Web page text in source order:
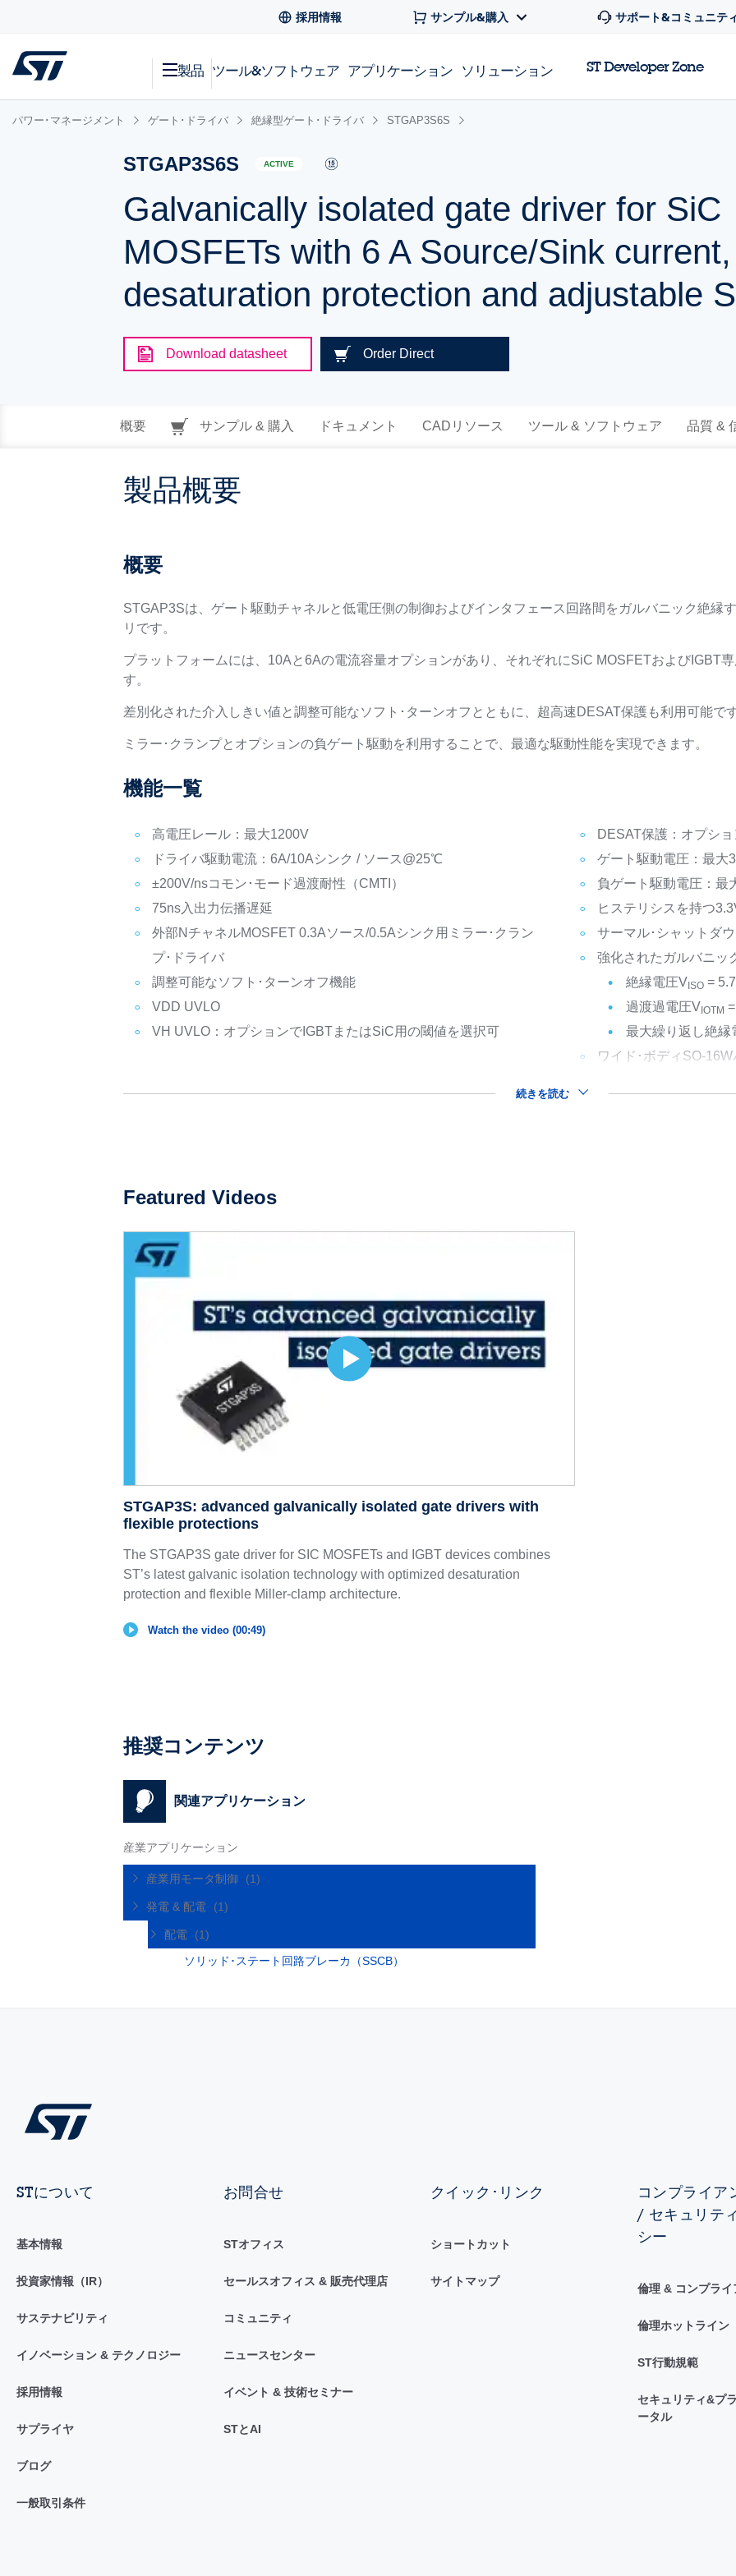
採用情報 サンプル&購入 サポート&コミュニテ
製品 ツール&ソフトウェア アプリケーション ソリューション ST Developer Zone
パワー･マネージメント ゲート･ドライバ 絶縁型ゲート･ドライバ STGAP3S6S
STGAP3S6S ACTIVE
Galvanically isolated gate driver for SiC
MOSFETs with 6 A Source/Sink current,
desaturation protection and adjustable
Download datasheet Order Direct
概要 サンプル & 購入 ドキュメント CADリソース ツール & ソフトウェア 品質 &
製品概要
概要
STGAP3Sは、ゲート駆動チャネルと低電圧側の制御およびインタフェース回路間をガルバニック絶縁
リです。
プラットフォームには、10Aと6Aの電流容量オプションがあり、それぞれにSiC MOSFETおよびIGBT
す。
差別化された介入しきい値と調整可能なソフト･ターンオフとともに、超高速DESAT保護も利用可能です
ミラー･クランプとオプションの負ゲート駆動を利用することで、最適な駆動性能を実現できます。
機能一覧
高電圧レール：最大1200V
ドライバ駆動電流：6A/10Aシンク / ソース@25℃
±200V/nsコモン･モード過渡耐性（CMTI）
75ns入出力伝播遅延
外部NチャネルMOSFET 0.3Aソース/0.5Aシンク用ミラー･クラン
プ･ドライバ
調整可能なソフト･ターンオフ機能
VDD UVLO
VH UVLO：オプションでIGBTまたはSiC用の閾値を選択可
DESAT保護：オプシ
ゲート駆動電圧：最大
負ゲート駆動電圧：最
ヒステリシスを持つ
サーマル･シャットダ
強化されたガルバニッ
絶縁電圧V ISO=
過渡過電圧V IOTM
最大繰り返し絶縁
ワイド･ボディSO-
続きを読む
Featured Videos
STGAP3S: advanced galvanically isolated gate drivers with
flexible protections
The STGAP3S gate driver for SIC MOSFETs and IGBT devices combines
ST’s latest galvanic isolation technology with optimized desaturation
protection and flexible Miller-clamp architecture.
Watch the video (00:49)
推奨コンテンツ
関連アプリケーション
産業アプリケーション
産業用モータ制御 (1)
発電 & 配電 (1)
配電
(1)
ソリッド･ステート回路ブレーカ（SSCB）
STについて
基本情報
投資家情報（IR）
サステナビリティ
イノベーション & テクノロジー
採用情報
サプライヤ
ブログ
一般取引条件
お問合せ
STオフィス
セールスオフィス & 販売代理店
コミュニティ
ニュースセンター
イベント & 技術セミナー
STとAI
クイック･リンク
ショートカット
サイトマップ
コンプライア
/ セキュリテ
シー
倫理 & コンプライ
倫理ホットライン
ST行動規範
セキュリティ&プ
ータル